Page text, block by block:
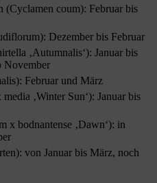
coum): Februar bis
Dezember bis Februar
‚Autumnalis‘): Januar bis
November
Februar und März
‚Winter Sun‘): Januar bis
x bodnantense ‚Dawn‘): in
von Januar bis März, noch